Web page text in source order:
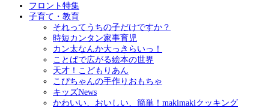
フロント特集
子育て・教育
それってうちの子だけですか？
時短カンタン家事育児
カン太なんか大っきらいっ！
ことばで広がる絵本の世界
天才！こどもりあん
こぴちゃんの手作りおもちゃ
キッズNews
かわいい、おいしい、簡単！makimakiクッキング